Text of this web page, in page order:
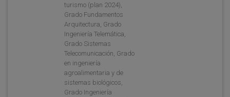
turismo (plan 2024),
Grado Fundamentos
Arquitectura, Grado
Ingeniería Telemática,
Grado Sistemas
Telecomunicación, Grado
en ingeniería
agroalimentaria y de
sistemas biológicos,
Grado Ingeniería